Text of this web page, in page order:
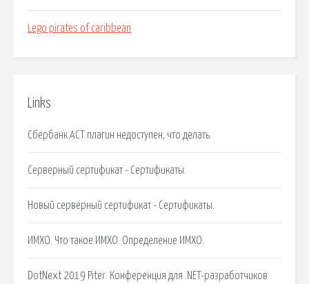
Lego pirates of caribbean
Links
Сбербанк АСТ плагин недоступен, что делать.
Серверный сертификат - Сертификаты.
Новый серверный сертификат - Сертификаты.
ИМХО. Что такое ИМХО. Определение ИМХО.
DotNext 2019 Piter. Конференция для .NET-разработчиков